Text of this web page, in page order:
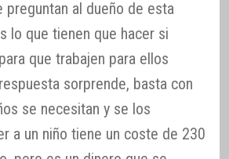
preguntan al dueño de esta
lo que tienen que hacer si
que trabajen para ellos
sorprende, basta con
se necesitan y se los
a un niño tiene un coste de 230